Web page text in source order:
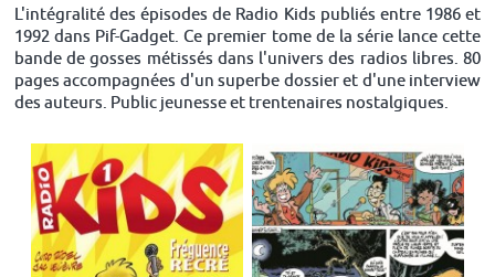
L'intégralité des épisodes de Radio Kids publiés entre 1986 et
1992 dans Pif-Gadget. Ce premier tome de la série lance cette
bande de gosses métissés dans l'univers des radios libres. 80
pages accompagnées d'un superbe dossier et d'une interview
des auteurs. Public jeunesse et trentenaires nostalgiques.